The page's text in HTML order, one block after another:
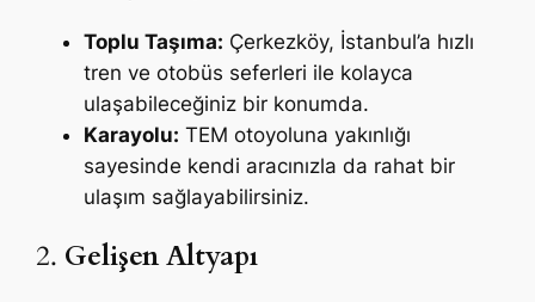
Toplu Taşıma: Çerkezköy, İstanbul’a hızlı
tren ve otobüs seferleri ile kolayca
ulaşabileceğiniz bir konumda.
Karayolu: TEM otoyoluna yakınlığı
sayesinde kendi aracınızla da rahat bir
ulaşım sağlayabilirsiniz.
2. Gelişen Altyapı